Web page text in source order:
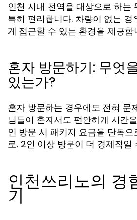
인천 시내 전역을 대상으로 하는
특히 편리합니다. 차량이 없는 경
게 접근할 수 있는 환경을 제공합
혼자 방문하기: 무엇
있는가?
혼자 방문하는 경우에도 전혀 문
님들이 혼자서도 편안하게 시간
인 방문 시 패키지 요금을 단독
로, 2인 이상 방문이 더 경제적일
인천쓰리노의 경
기